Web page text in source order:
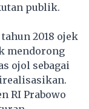
publik.
2018 ojek
mendorong
ojol sebagai
RI Prabowo